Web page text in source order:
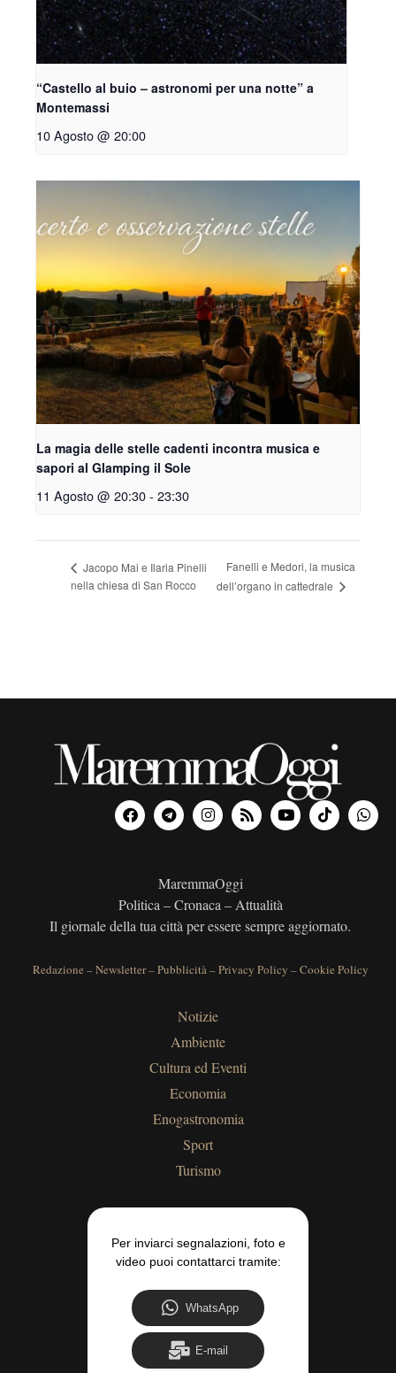
“Castello al buio – astronomi per una notte” a
Montemassi
10 Agosto @ 20:00
La magia delle stelle cadenti incontra musica e
sapori al Glamping il Sole
11 Agosto @ 20:30- 23:30
Jacopo Mai e Ilaria Pinelli
nella chiesa di San Rocco
Fanelli e Medori, la musica
dell’organo in cattedrale
MaremmaOggi
Politica – Cronaca – Attualità
Il giornale della tua città per essere sempre aggiornato.
Redazione –Newsletter–Pubblicità–Privacy Policy –Cookie Policy
Notizie
Ambiente
Cultura ed Eventi
Economia
Enogastronomia
Sport
Turismo
Per inviarci segnalazioni, foto e
video puoi contattarci tramite:
WhatsApp
E-mail